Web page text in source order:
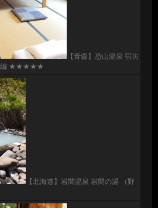
【青森】恐山温泉 宿坊
屋編 ★★★★★
【北海道】岩間温泉 岩間の湯 （野